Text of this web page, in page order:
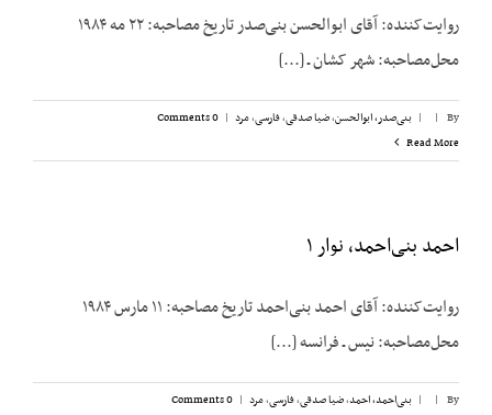
روایت‌کننده: آقای ابوالحسن بنی‌صدر تاریخ مصاحبه: ۲۲ مه ۱۹۸۴
محل‌مصاحبه: شهر کشان ـ [...]
By
|
| بنی‌صدر، ابوالحسن,ضیا صدقی,فارسی,مرد |
0 Comments
Read More
احمد بنی‌احمد، نوار ۱
روایت‌کننده: آقای احمد بنی‌احمد تاریخ مصاحبه: ۱۱ مارس ۱۹۸۴
محل‌مصاحبه: نیس ـ فرانسه [...]
By
|
| بنی‌احمد، احمد,ضیا صدقی,فارسی,مرد |
0 Comments